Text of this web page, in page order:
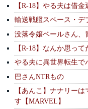
【R-18】やる夫は借
輸送戦艦スペース・デ
没落令嬢ベールさん、
【R-18】なんか思っ
やる夫に異世界転生で
巴さんNTRもの
【あんこ】ナナリー
す【MARVEL】